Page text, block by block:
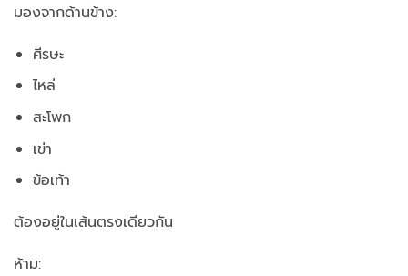
มองจากด้านข้าง:
ศีรษะ
ไหล่
สะโพก
เข่า
ข้อเท้า
ต้องอยู่ในเส้นตรงเดียวกัน
ห้าม: